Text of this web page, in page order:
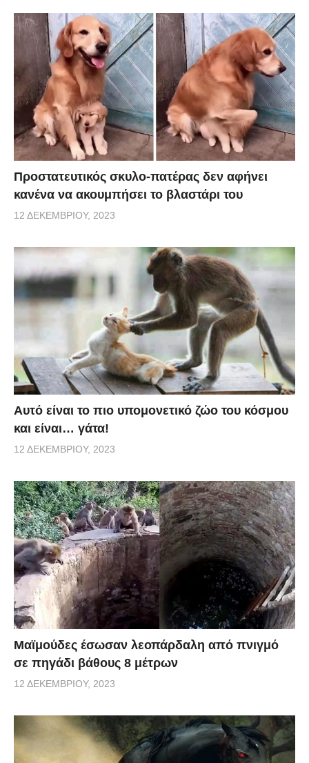
Προστατευτικός σκυλο-πατέρας δεν αφήνει
κανένα να ακουμπήσει το βλαστάρι του
12 ΔΕΚΕΜΒΡΊΟΥ, 2023
Αυτό είναι το πιο υπομονετικό ζώο του κόσμου
και είναι… γάτα!
12 ΔΕΚΕΜΒΡΊΟΥ, 2023
Μαϊμούδες έσωσαν λεοπάρδαλη από πνιγμό
σε πηγάδι βάθους 8 μέτρων
12 ΔΕΚΕΜΒΡΊΟΥ, 2023